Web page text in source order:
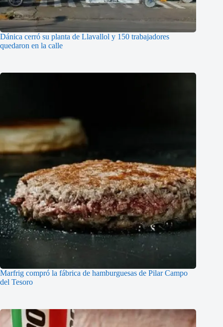
Dánica cerró su planta de Llavallol y 150 trabajadores
quedaron en la calle
Marfrig compró la fábrica de hamburguesas de Pilar Campo
del Tesoro